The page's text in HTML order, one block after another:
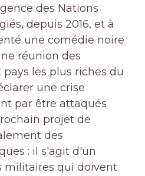
des Nations
depuis 2016, et à
une comédie noire
réunion des
les plus riches du
une crise
par être attaqués
projet de
des
: il s'agit d'un
militaires qui doivent